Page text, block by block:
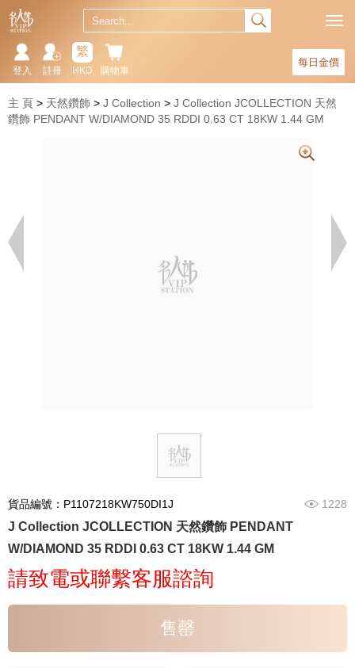
每日金價
購物車
繁
HKD
註冊
登入
主 頁 天然鑽飾 J Collection
J Collection JCOLLECTION 天然
鑽飾 PENDANT W/DIAMOND 35 RDDI 0.63 CT 18KW 1.44 GM
貨品編號：P1107218KW750DI1J 1228
J Collection JCOLLECTION 天然鑽飾 PENDANT
W/DIAMOND 35 RDDI 0.63 CT 18KW 1.44 GM
請致電或聯繫客服諮詢
售罄